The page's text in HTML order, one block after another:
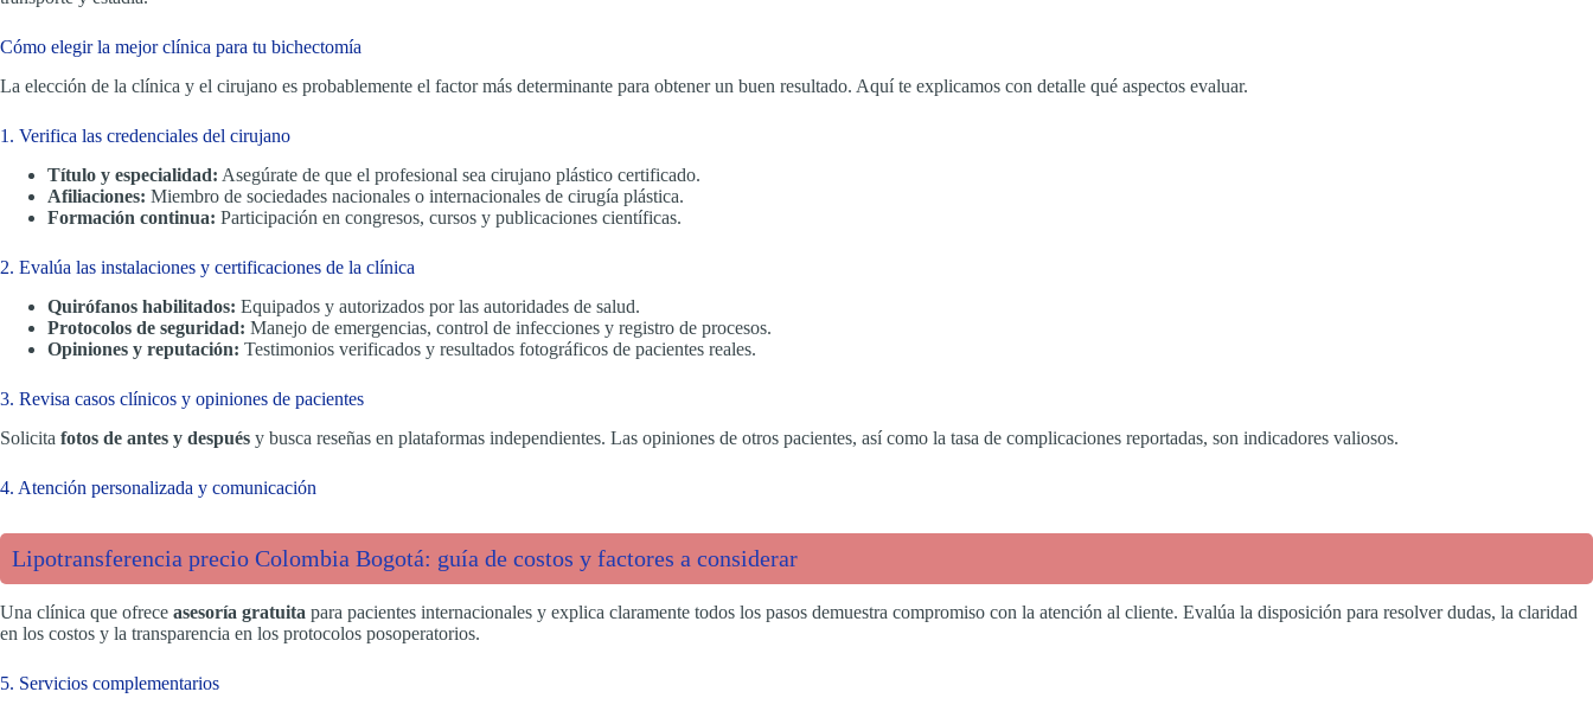
Cómo elegir la mejor clínica para tu bichectomía
La elección de la clínica y el cirujano es probablemente el factor más determinante para obtener un buen resultado. Aquí te explicamos con detalle qué aspectos evaluar.
1. Verifica las credenciales del cirujano
Título y especialidad: Asegúrate de que el profesional sea cirujano plástico certificado.
Afiliaciones: Miembro de sociedades nacionales o internacionales de cirugía plástica.
Formación continua: Participación en congresos, cursos y publicaciones científicas.
2. Evalúa las instalaciones y certificaciones de la clínica
Quirófanos habilitados: Equipados y autorizados por las autoridades de salud.
Protocolos de seguridad: Manejo de emergencias, control de infecciones y registro de procesos.
Opiniones y reputación: Testimonios verificados y resultados fotográficos de pacientes reales.
3. Revisa casos clínicos y opiniones de pacientes
Solicita fotos de antes y después y busca reseñas en plataformas independientes. Las opiniones de otros pacientes, así como la tasa de complicaciones reportadas, son indicadores valiosos.
4. Atención personalizada y comunicación
Lipotransferencia precio Colombia Bogotá: guía de costos y factores a considerar
Una clínica que ofrece asesoría gratuita para pacientes internacionales y explica claramente todos los pasos demuestra compromiso con la atención al cliente. Evalúa la disposición para resolver dudas, la claridad
en los costos y la transparencia en los protocolos posoperatorios.
5. Servicios complementarios